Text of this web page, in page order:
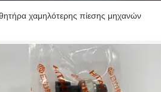
χαμηλότερης πίεσης μηχανών